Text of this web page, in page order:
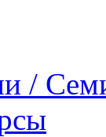
/